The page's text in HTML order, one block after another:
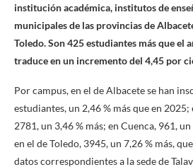
institución académica, institutos de
municipales de las provincias de
Toledo. Son 425 estudiantes más que el
traduce en un incremento del 4,45 por
Por campus, en el de Albacete se han
estudiantes, un 2,46 % más que en 2025;
2781, un 3,46 % más; en Cuenca, 961,
en el de Toledo, 3945, un 7,26 % más,
datos correspondientes a la sede de